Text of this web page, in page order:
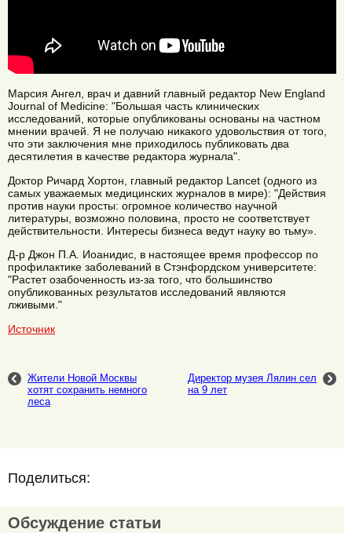
Марсия Ангел, врач и давний главный редактор New England
Journal of Medicine: "Большая часть клинических
исследований, которые опубликованы основаны на частном
мнении врачей. Я не получаю никакого удовольствия от того,
что эти заключения мне приходилось публиковать два
десятилетия в качестве редактора журнала".
Доктор Ричард Хортон, главный редактор Lancet (одного из
самых уважаемых медицинских журналов в мире): "Действия
против науки просты: огромное количество научной
литературы, возможно половина, просто не соответствует
действительности. Интересы бизнеса ведут науку во тьму».
Д-р Джон П.А. Иоанидис, в настоящее время профессор по
профилактике заболеваний в Стэнфордском университете:
"Растет озабоченность из-за того, что большинство
опубликованных результатов исследований являются
лживыми."
Источник
Жители Новой Москвы
хотят сохранить немного
леса
Директор музея Лялин сел
на 9 лет
Поделиться:
Обсуждение статьи